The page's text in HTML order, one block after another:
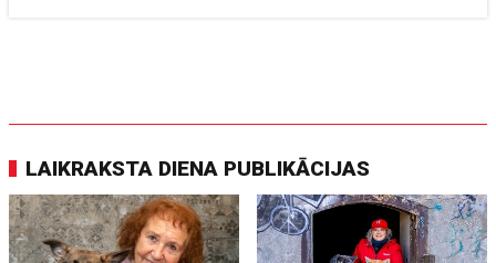
LAIKRAKSTA DIENA PUBLIKĀCIJAS